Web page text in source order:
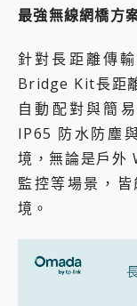
最強無線網橋方
針對長距離傳
Bridge Kit長距
自動配對與簡
IP65 防水防塵
境，無論是戶外
監控等場景，
境。